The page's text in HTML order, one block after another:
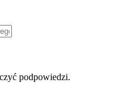
podpowiedzi.